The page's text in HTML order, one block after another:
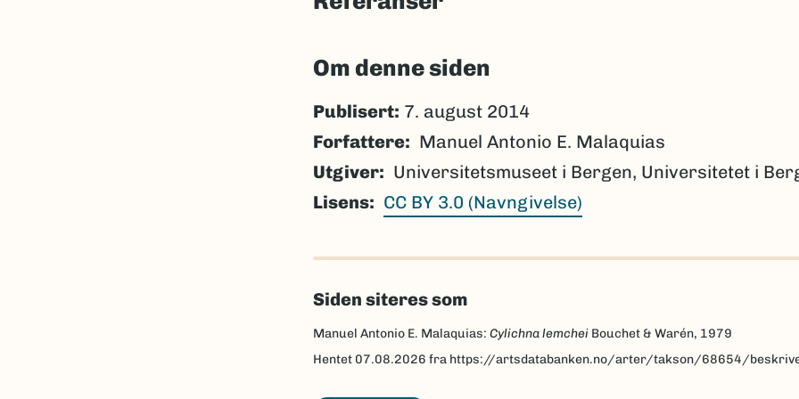
Om denne siden
Publisert: 7. august 2014
Forfattere
Manuel Antonio E. Malaquias
Utgiver
Universitetsmuseet i Bergen, Universitetet i
Lisens
CC BY 3.0 (Navngivelse)
Siden siteres som
Manuel Antonio E. Malaquias: Cylichna lemcheiBouchet & Warén, 1979
Hentet 07.08.2026 fra https://artsdatabanken.no/arter/takson/68654/